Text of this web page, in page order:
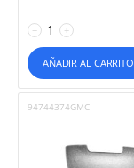
+
−
AÑADIR AL CARRITO
94744374GMC